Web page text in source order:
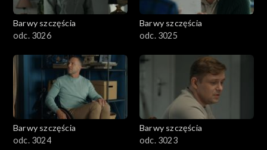
Barwy szczęścia
odc. 3026
Barwy szczęścia
odc. 3025
Barwy szczęścia
odc. 3024
Barwy szczęścia
odc. 3023